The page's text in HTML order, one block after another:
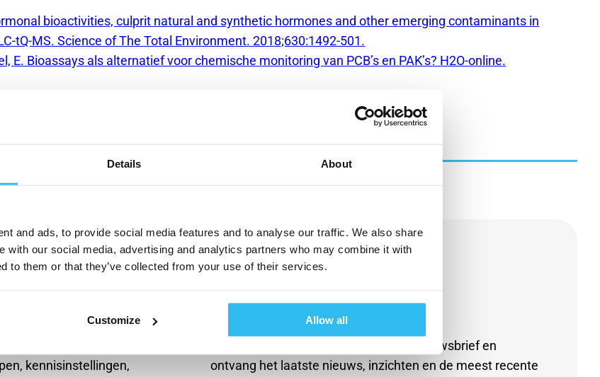
Details About
and ads, to provide social media features and to analyse our traffic. We also share
with our social media, advertising and analytics partners who may combine it with
to them or that they’ve collected from your use of their services.
Customize Allow all
bioactivities, culprit natural and synthetic hormones and other emerging contaminants in
tQ-MS. Science of The Total Environment. 2018;630:1492-501.
E. Bioassays als alternatief voor chemische monitoring van PCB’s en PAK’s? H2O-online.
in waterkwaliteit. Wij
kennisinstellingen,
Meer weten? Meld je aan voor onze nieuwsbrief en
ontvang het laatste nieuws, inzichten en de meest recente